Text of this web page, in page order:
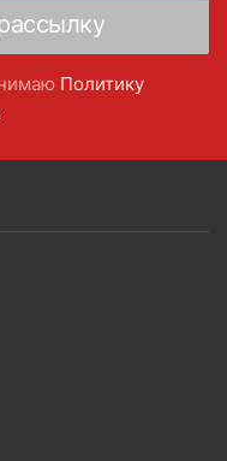
Политику